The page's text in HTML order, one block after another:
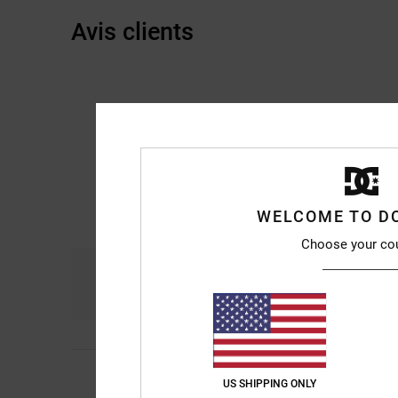
Avis clients
Laura10 juillet 2026
Une infime quantité
WELCOME TO
Choose your
US SHIPPING ONLY